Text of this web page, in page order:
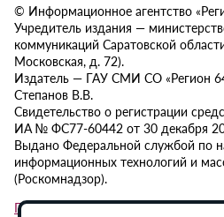
© Информационное агентство
Учредитель издания —
коммуникаций Саратовской
Московская, д. 72).
Издатель — ГАУ СМИ СО «Регион
Степанов В.В.
Свидетельство о регистрации
ИА № ФС77-60442 от 30 декабря
Выдано Федеральной службой по
информационных технологий и
(Роскомнадзор).
Политика в отношении обработки